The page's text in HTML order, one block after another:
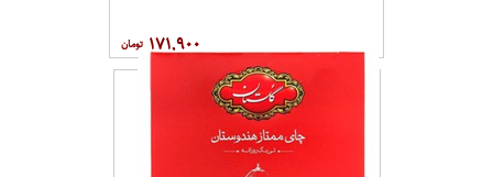
۱۷۱,۹۰۰